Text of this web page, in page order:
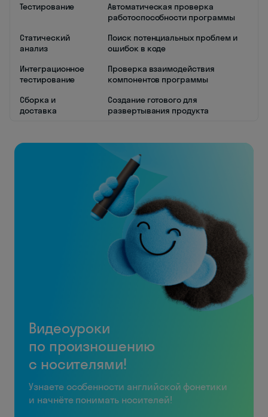
Тестирование
Автоматическая проверка
работоспособности программы
Статический
анализ
Поиск потенциальных проблем и
ошибок в коде
Интеграционное
тестирование
Проверка взаимодействия
компонентов программы
Сборка и
доставка
Создание готового для
развертывания продукта
Видеоуроки
по произношению
с носителями!
Узнаете особенности английской фонетики
и начнёте понимать носителей!